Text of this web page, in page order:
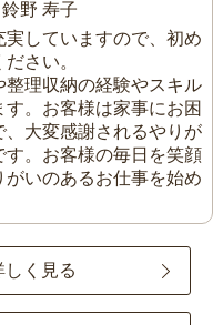
鈴野 寿子
実していますので、初め
さい。
整理収納の経験やスキル
す。お客様は家事にお困
、大変感謝されるやりが
す。お客様の毎日を笑顔
がいのあるお仕事を始め
く見る